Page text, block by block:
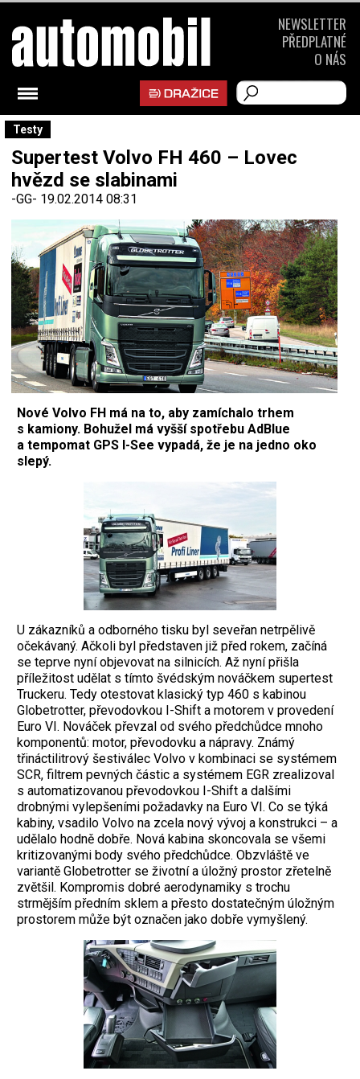
Testy
Supertest Volvo FH 460 – Lovec
hvězd se slabinami
-GG- 19.02.2014 08:31
Nové Volvo FH má na to, aby zamíchalo trhem
s kamiony. Bohužel má vyšší spotřebu AdBlue
a tempomat GPS I-See vypadá, že je na jedno oko
slepý.
U zákazníků a odborného tisku byl seveřan netrpělivě
očekávaný. Ačkoli byl představen již před rokem, začíná
se teprve nyní objevovat na silnicích. Až nyní přišla
příležitost udělat s tímto švédským nováčkem supertest
Truckeru. Tedy otestovat klasický typ 460 s kabinou
Globetrotter, převodovkou I-Shift a motorem v provedení
Euro VI. Nováček převzal od svého předchůdce mnoho
komponentů: motor, převodovku a nápravy. Známý
třináctilitrový šestiválec Volvo v kombinaci se systémem
SCR, filtrem pevných částic a systémem EGR zrealizoval
s automatizovanou převodovkou I-Shift a dalšími
drobnými vylepšeními požadavky na Euro VI. Co se týká
kabiny, vsadilo Volvo na zcela nový vývoj a konstrukci – a
udělalo hodně dobře. Nová kabina skoncovala se všemi
kritizovanými body svého předchůdce. Obzvláště ve
variantě Globetrotter se životní a úložný prostor zřetelně
zvětšil. Kompromis dobré aerodynamiky s trochu
strmějším předním sklem a přesto dostatečným úložným
prostorem může být označen jako dobře vymyšlený.
NEWSLETTER
PŘEDPLATNÉ
O NÁS